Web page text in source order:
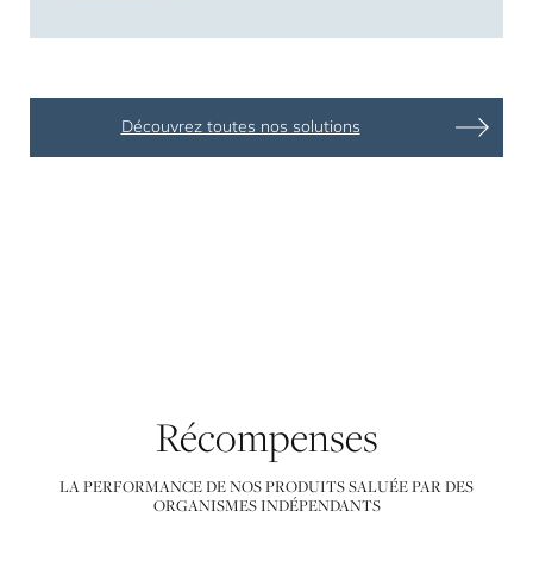
Découvrez toutes nos solutions
Récompenses
LA PERFORMANCE DE NOS PRODUITS SALUÉE PAR DES
ORGANISMES INDÉPENDANTS